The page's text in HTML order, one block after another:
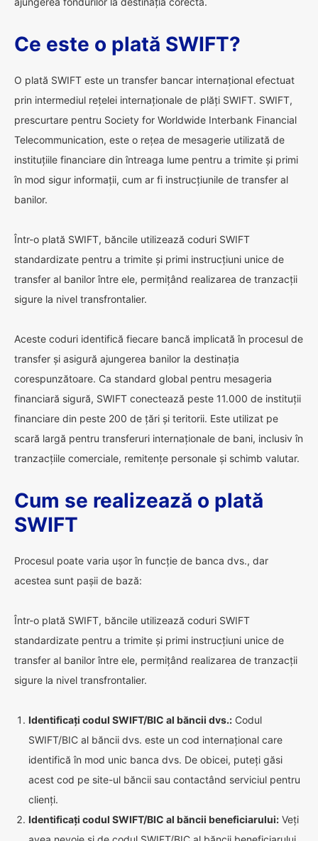
Ce este o plată SWIFT?
O plată SWIFT este un transfer bancar internațional efectuat
prin intermediul rețelei internaționale de plăți SWIFT. SWIFT,
prescurtare pentru Society for Worldwide Interbank Financial
Telecommunication, este o rețea de mesagerie utilizată de
instituțiile financiare din întreaga lume pentru a trimite și primi
în mod sigur informații, cum ar fi instrucțiunile de transfer al
banilor.
Într-o plată SWIFT, băncile utilizează coduri SWIFT
standardizate pentru a trimite și primi instrucțiuni unice de
transfer al banilor între ele, permițând realizarea de tranzacții
sigure la nivel transfrontalier.
Aceste coduri identifică fiecare bancă implicată în procesul de
transfer și asigură ajungerea banilor la destinația
corespunzătoare. Ca standard global pentru mesageria
financiară sigură, SWIFT conectează peste 11.000 de instituții
financiare din peste 200 de țări și teritorii. Este utilizat pe
scară largă pentru transferuri internaționale de bani, inclusiv în
tranzacțiile comerciale, remitențe personale și schimb valutar.
Cum se realizează o plată
SWIFT
Procesul poate varia ușor în funcție de banca dvs., dar
acestea sunt pașii de bază:
Într-o plată SWIFT, băncile utilizează coduri SWIFT
standardizate pentru a trimite și primi instrucțiuni unice de
transfer al banilor între ele, permițând realizarea de tranzacții
sigure la nivel transfrontalier.
Identificați codul SWIFT/BIC al băncii dvs.: Codul
SWIFT/BIC al băncii dvs. este un cod internațional care
identifică în mod unic banca dvs. De obicei, puteți găsi
acest cod pe site-ul băncii sau contactând serviciul pentru
clienți.
Identificați codul SWIFT/BIC al băncii beneficiarului: Veți